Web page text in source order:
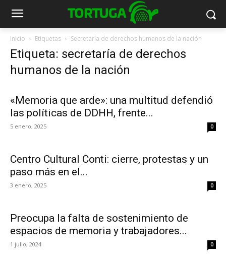
Inicio Etiquetas Secretaría de derechos humanos de la nación
Etiqueta: secretaría de derechos
humanos de la nación
«Memoria que arde»: una multitud defendió
las políticas de DDHH, frente...
5 enero, 2025 0
Centro Cultural Conti: cierre, protestas y un
paso más en el...
3 enero, 2025 0
Preocupa la falta de sostenimiento de
espacios de memoria y trabajadores...
1 julio, 2024 0